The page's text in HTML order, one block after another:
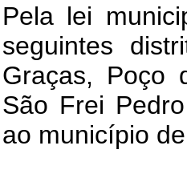
Pela lei
seguintes
Graças, Poço
São Frei
ao município